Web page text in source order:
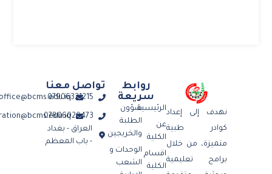
نهدف إلى إعداد
كوادر طبية
متميزة، من خلال
برامج تعليمية
روابط
سريعة
الرئيسية
عن
الكلية
اقسام
الكلية
شؤون
الطلبة
والخريجين
الوحدات و
الشعب
تواصل معنا
07906321215
07806020473
العراق - بغداد
- باب المعظم